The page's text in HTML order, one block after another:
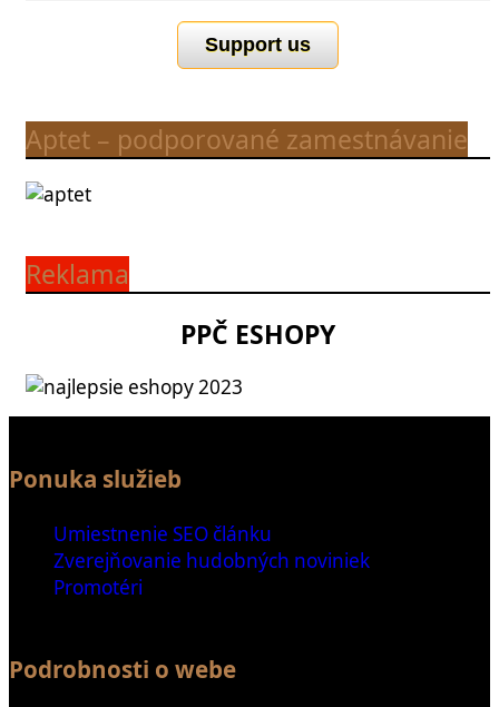
Support us
Aptet – podporované zamestnávanie
Reklama
PPČ ESHOPY
Ponuka služieb
Umiestnenie SEO článku
Zverejňovanie hudobných noviniek
Promotéri
Podrobnosti o webe